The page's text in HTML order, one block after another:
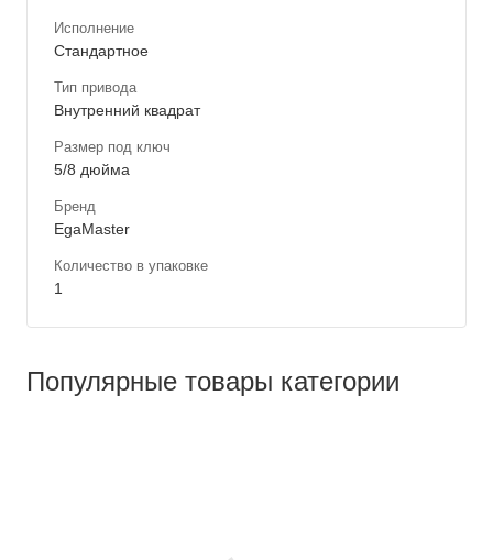
Исполнение
Стандартное
Тип привода
Внутренний квадрат
Размер под ключ
5/8 дюйма
Бренд
EgaMaster
Количество в упаковке
1
Популярные товары категории